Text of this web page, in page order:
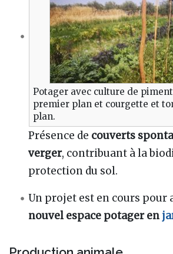
Potager avec culture de
premier plan et courgette et
plan.
Présence de couverts
verger, contribuant à la
protection du sol.
Un projet est en cours pour
nouvel espace potager en